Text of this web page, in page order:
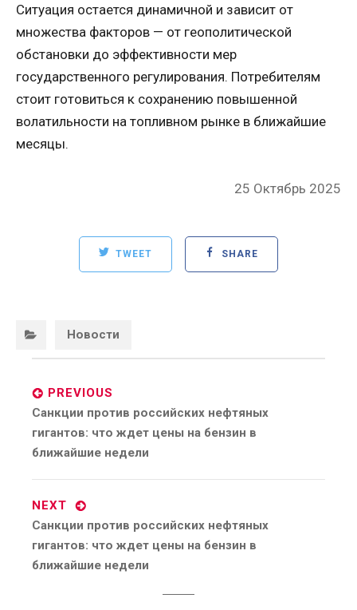
Ситуация остается динамичной и зависит от
множества факторов — от геополитической
обстановки до эффективности мер
государственного регулирования. Потребителям
стоит готовиться к сохранению повышенной
волатильности на топливном рынке в ближайшие
месяцы.
Posted
25 Октябрь 2025
TWEET SHARE
Новости
navigation
PREVIOUS
Previous
post:
Санкции против российских нефтяных
гигантов: что ждет цены на бензин в
ближайшие недели
NEXT
Next
post:
Санкции против российских нефтяных
гигантов: что ждет цены на бензин в
ближайшие недели